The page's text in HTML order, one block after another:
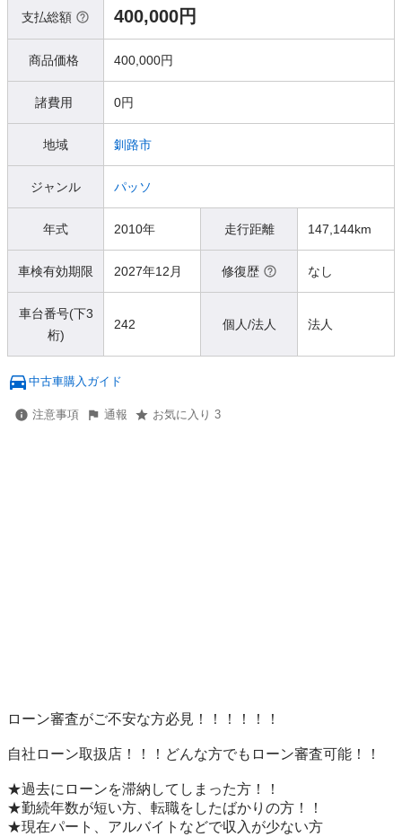
支払総額 400,000円
商品価格 400,000円
諸費用 0円
地域 釧路市
ジャンル パッソ
年式 2010年 走行距離 147,144km
車検有効期限 2027年12月 修復歴 なし
車台番号(下3
桁)
242 個人/法人 法人
中古車購入ガイド
注意事項 通報 お気に入り 3
ローン審査がご不安な方必見！！！！！！
自社ローン取扱店！！！どんな方でもローン審査可能！！
★過去にローンを滞納してしまった方！！
★勤続年数が短い方、転職をしたばかりの方！！
★現在パート、アルバイトなどで収入が少ない方